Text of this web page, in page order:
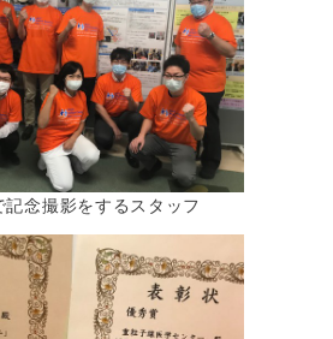
記念撮影をするスタッフ